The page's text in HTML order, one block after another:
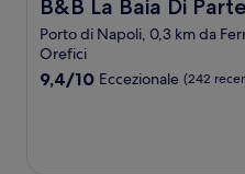
B&B La Baia Di
Porto di Napoli, 0,3 km da
Orefici
9.4
9,4/10 Eccezionale (242